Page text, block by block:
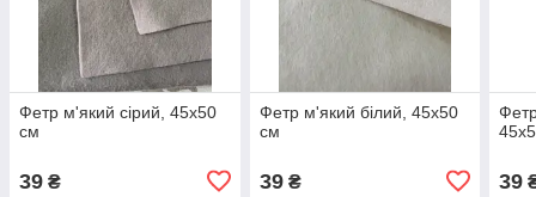
Фетр м'який сірий, 45х50
см
39 ₴
Фетр м'який білий, 45х50
см
39₴ 39